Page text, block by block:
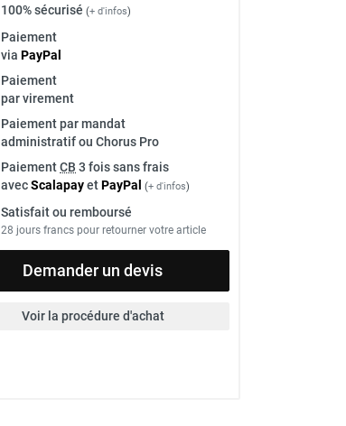
100% sécurisé (+ d'infos)
Paiement
via PayPal
Paiement
par virement
Paiement par mandat
administratif ou Chorus Pro
PaiementCB 3 fois sans frais
avecScalapayetPayPal (+ d'infos)
Satisfait ou remboursé
28 jours francs pour retourner votre article
Demander un devis
Voir la procédure d'achat